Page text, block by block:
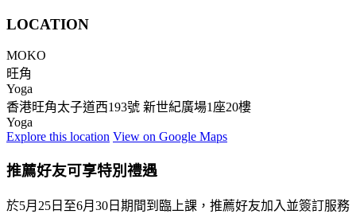
LOCATION
MOKO
旺角
Yoga
香港旺角太子道西193號 新世紀廣場1座20樓
Yoga
Explore this location View on Google Maps
推薦好友可享特別禮遇
於5月25日至6月30日期間到臨上課，推薦好友加入並簽訂服務